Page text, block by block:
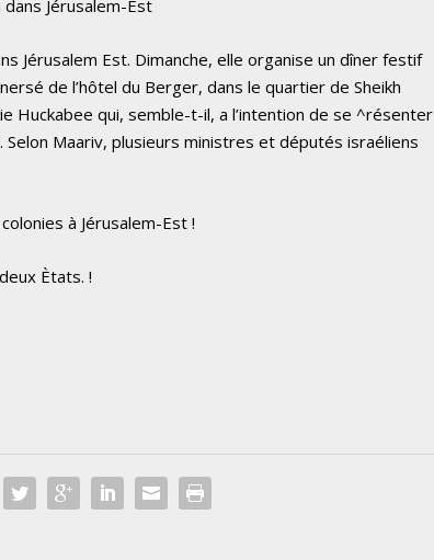
dans Jérusalem-Est
Jérusalem Est. Dimanche, elle organise un dîner festif
de l’hôtel du Berger, dans le quartier de Sheikh
Huckabee qui, semble-t-il, a l’intention de se ^résenter
Maariv, plusieurs ministres et députés israéliens
à Jérusalem-Est !
Ètats. !